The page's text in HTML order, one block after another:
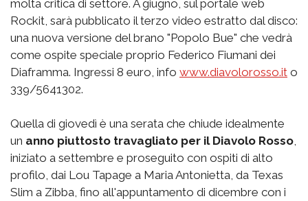
molta critica di settore. A giugno, sul portale web
Rockit, sarà pubblicato il terzo video estratto dal disco:
una nuova versione del brano "Popolo Bue" che vedrà
come ospite speciale proprio Federico Fiumani dei
Diaframma. Ingressi 8 euro, info www.diavolorosso.it o
339/5641302.
Quella di giovedì è una serata che chiude idealmente
un anno piuttosto travagliato per il Diavolo Rosso
iniziato a settembre e proseguito con ospiti di alto
profilo, dai Lou Tapage a Maria Antonietta, da Texas
Slim a Zibba, fino all'appuntamento di dicembre con i